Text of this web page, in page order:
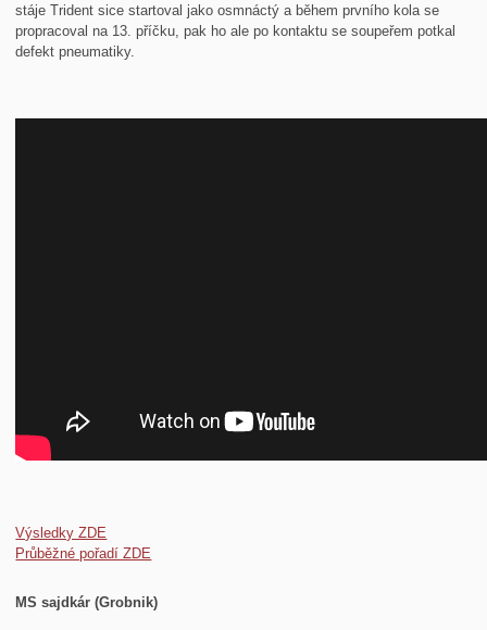
stáje Trident sice startoval jako osmnáctý a během prvního kola se
propracoval na 13. příčku, pak ho ale po kontaktu se soupeřem potkal
defekt pneumatiky.
Výsledky ZDE
Průběžné pořadí ZDE
MS sajdkár (Grobnik)